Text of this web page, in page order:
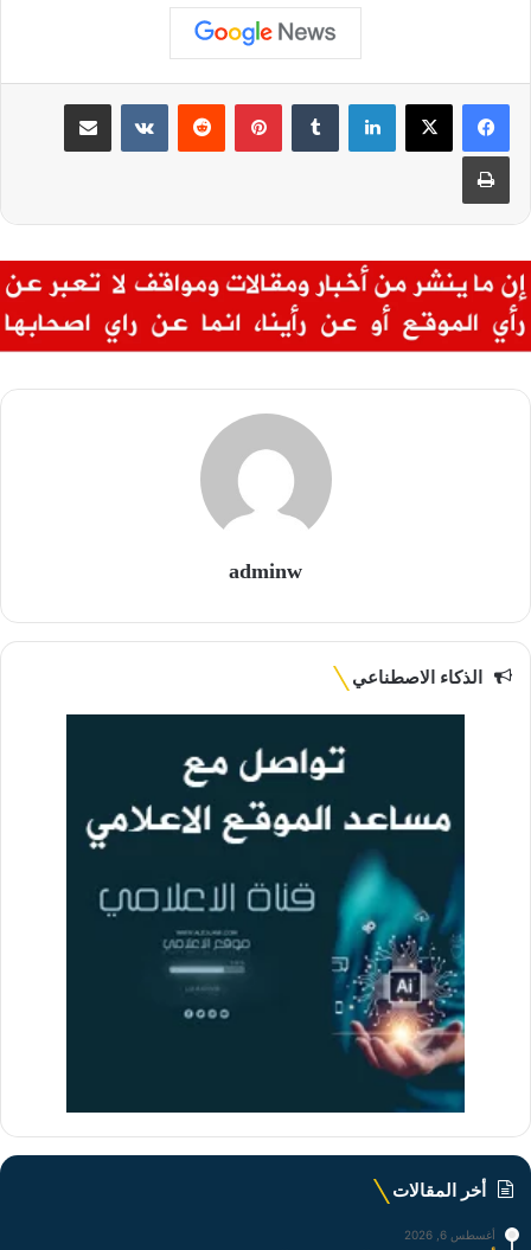
لينكدإن بينتيريست مشاركة عبر البريد
طباعة
adminw
الذكاء الاصطناعي
أخر المقالات
أغسطس 6, 2026